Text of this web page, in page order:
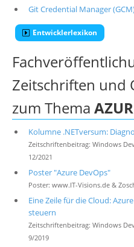
Git Credential Manager
Entwicklerlexikon
Zeitschriften und
zum Thema
Kolumne .NETversum:
Zeitschriftenbeitrag: Windows
12/2021
Poster "Azure DevOps"
Poster: www.IT-Visions.de &
Eine Zeile für die Cloud:
steuern
Zeitschriftenbeitrag: Windows
9/2019